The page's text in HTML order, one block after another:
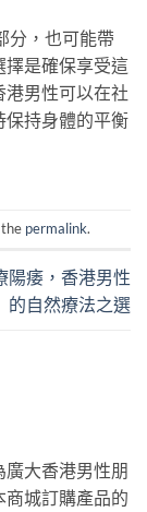
分，也可能帶
擇是確保享受這
男性可以在社
保持身體的平衡
permalink.
陽痿，香港男性
的自然療法之選
大香港男性朋
城訂購產品的